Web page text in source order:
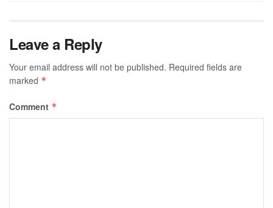
Leave a Reply
Your email address will not be published. Required fields are
marked *
Comment *